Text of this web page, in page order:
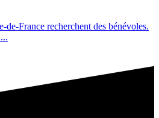
de-France recherchent des bénévoles.